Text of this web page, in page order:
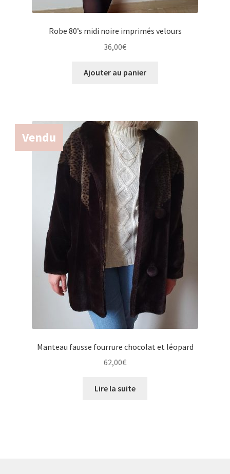
Robe 80’s midi noire imprimés velours
36,00€
Ajouter au panier
Vendu
Manteau fausse fourrure chocolat et léopard
62,00€
Lire la suite